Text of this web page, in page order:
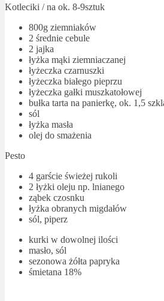
Kotleciki / na ok. 8-9sztuk
800g ziemniaków
2 średnie cebule
2 jajka
łyżka mąki ziemniaczanej
łyżeczka czarnuszki
łyżeczka białego pieprzu
łyżeczka gałki muszkatołowej
bułka tarta na panierkę, ok. 1,5
sól
łyżka masła
olej do smażenia
Pesto
4 garście świeżej rukoli
2 łyżki oleju np. lnianego
ząbek czosnku
łyżka obranych migdałów
sól, piperz
kurki w dowolnej ilości
masło, sól
sezonowa żółta papryka
śmietana 18%